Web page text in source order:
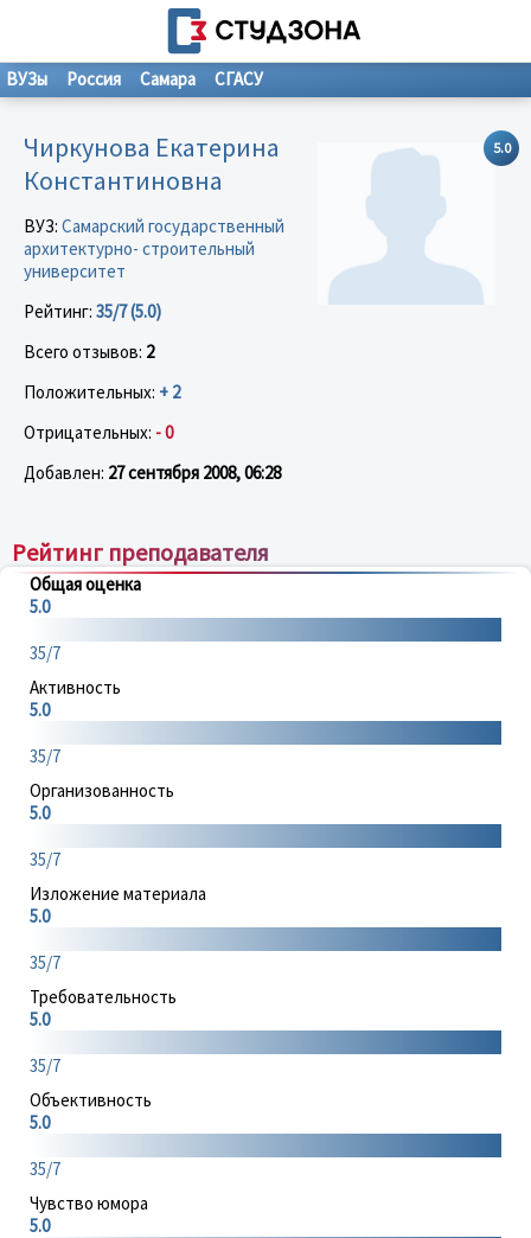
ВУЗы Россия Самара СГАСУ
5.0
Чиркунова Екатерина
Константиновна
ВУЗ: Самарский государственный
архитектурно- строительный
университет
Рейтинг: 35/7 (5.0)
Всего отзывов: 2
Положительных: + 2
Отрицательных: - 0
Добавлен: 27 сентября 2008, 06:28
Рейтинг преподавателя
Общая оценка
5.0
35/7
Активность
5.0
35/7
Организованность
5.0
35/7
Изложение материала
5.0
35/7
Требовательность
5.0
35/7
Объективность
5.0
35/7
Чувство юмора
5.0